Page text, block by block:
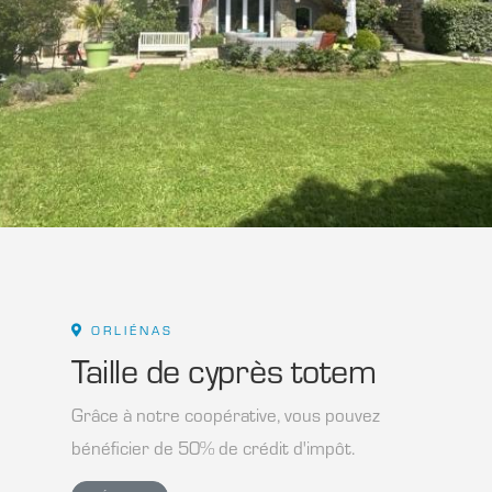
ORLIÉNAS
Taille de cyprès totem
Grâce à notre coopérative, vous pouvez
bénéficier de 50% de crédit d'impôt.